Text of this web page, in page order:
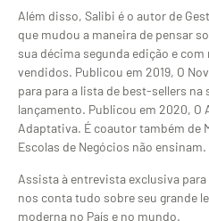
Além disso, Salibi é o autor de
que mudou a maneira de pensar
sua décima segunda edição e
vendidos. Publicou em 2019, O
para para a lista de best-sellers na
lançamento. Publicou em 2020,
Adaptativa. É coautor também de
Escolas de Negócios não ensinam.
Assista à entrevista exclusiva
nos conta tudo sobre seu grande
moderna no País e no mundo.